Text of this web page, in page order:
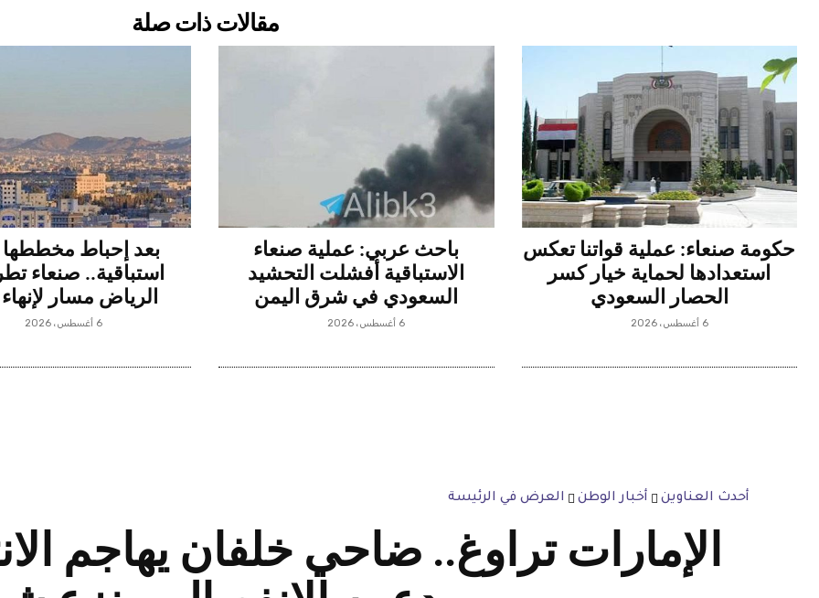
مقالات ذات صلة
حكومة صنعاء: عملية قواتنا تعكس
استعدادها لحماية خيار كسر
الحصار السعودي
6 أغسطس، 2026
باحث عربي: عملية صنعاء
الاستباقية أفشلت التحشيد
السعودي في شرق اليمن
6 أغسطس، 2026
بعد إحباط مخططها
استباقية.. صنعاء
الرياض مسار لإنهاء
6 أغسطس، 2026